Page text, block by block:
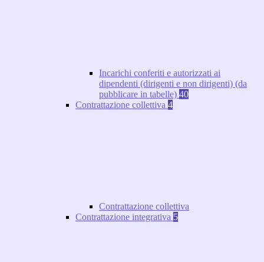
Incarichi conferiti e autorizzati ai
dipendenti (dirigenti e non dirigenti) (da
pubblicare in tabelle) 40
Contrattazione collettiva 4
Contrattazione collettiva
Contrattazione integrativa 5